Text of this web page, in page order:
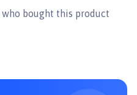
#fofos #paddy
bought this product